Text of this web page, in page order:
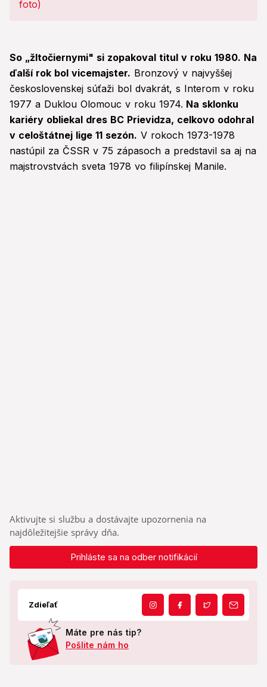
So „žltočiernymi" si zopakoval titul v roku 1980. Na
ďalší rok bol vicemajster. Bronzový v najvyššej
československej súťaži bol dvakrát, s Interom v roku
1977 a Duklou Olomouc v roku 1974. Na sklonku
kariéry obliekal dres BC Prievidza, celkovo odohral
v celoštátnej lige 11 sezón. V rokoch 1973-1978
nastúpil za ČSSR v 75 zápasoch a predstavil sa aj na
majstrovstvách sveta 1978 vo filipínskej Manile.
Aktivujte si službu a dostávajte upozornenia na
najdôležitejšie správy dňa.
Prihláste sa na odber notifikácií
Zdieľať
Máte pre nás tip?
Pošlite nám ho